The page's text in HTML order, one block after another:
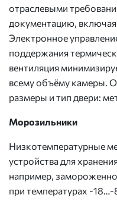
отраслевыми
документацию,
Электронное
поддержания
вентиляция
всему объёму камеры.
размеры и тип двери:
Морозильники
Низкотемпературные
устройства для
например,
при температурах -